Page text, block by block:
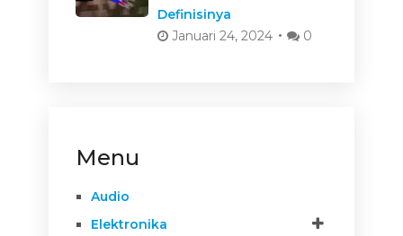
Definisinya
Januari 24, 2024
0
Menu
Audio
Elektronika